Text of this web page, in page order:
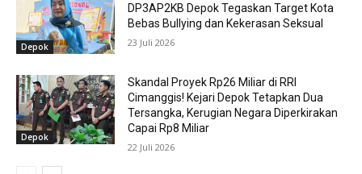
Depok
DP3AP2KB Depok Tegaskan Target Kota
Bebas Bullying dan Kekerasan Seksual
23 Juli 2026
Depok
Skandal Proyek Rp26 Miliar di RRI
Cimanggis! Kejari Depok Tetapkan Dua
Tersangka, Kerugian Negara Diperkirakan
Capai Rp8 Miliar
22 Juli 2026